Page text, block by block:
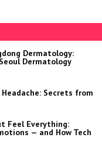
Dermatology:
Dermatology
Secrets from
Feel Everything:
— and How Tech